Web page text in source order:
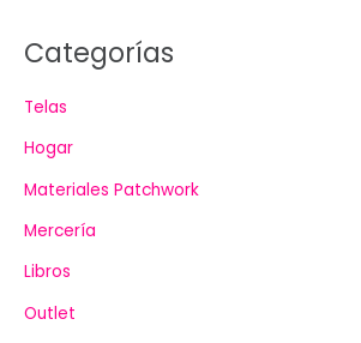
Categorías
Telas
Hogar
Materiales Patchwork
Mercería
Libros
Outlet